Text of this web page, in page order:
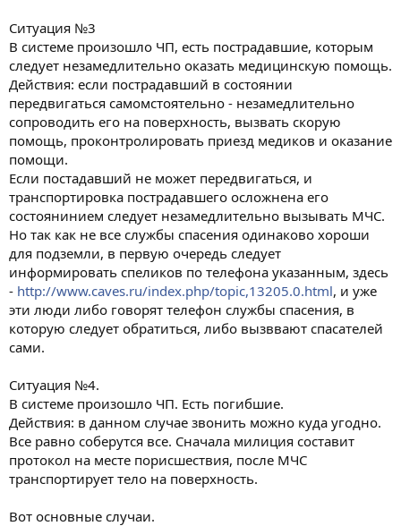
Ситуация №3
В системе произошло ЧП, есть пострадавшие, которым
следует незамедлительно оказать медицинскую помощь.
Действия: если пострадавший в состоянии
передвигаться самомстоятельно - незамедлительно
сопроводить его на поверхность, вызвать скорую
помощь, проконтролировать приезд медиков и оказание
помощи.
Если постадавший не может передвигаться, и
транспортировка пострадавшего осложнена его
состоянинием следует незамедлительно вызывать МЧС.
Но так как не все службы спасения одинаково хороши
для подземли, в первую очередь следует
информировать спеликов по телефона указанным, здесь
- http://www.caves.ru/index.php/topic,13205.0.html, и уже
эти люди либо говорят телефон службы спасения, в
которую следует обратиться, либо вызввают спасателей
сами.
Ситуация №4.
В системе произошло ЧП. Есть погибшие.
Действия: в данном случае звонить можно куда угодно.
Все равно соберутся все. Сначала милиция составит
протокол на месте порисшествия, после МЧС
транспортирует тело на поверхность.
Вот основные случаи.